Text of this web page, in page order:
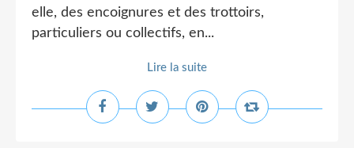
elle, des encoignures et des trottoirs,
particuliers ou collectifs, en...
Lire la suite